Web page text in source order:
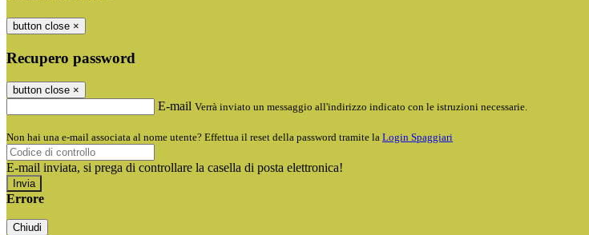
button close ×
Recupero password
button close ×
E-mail Verrà inviato un messaggio all'indirizzo indicato con le istruzioni necessarie.
Non hai una e-mail associata al nome utente? Effettua il reset della password tramite la Login Spaggiari
E-mail inviata, si prega di controllare la casella di posta elettronica!
Errore
Chiudi